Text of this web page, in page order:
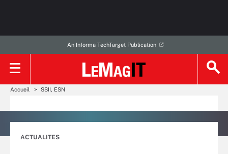
An Informa TechTarget Publication
Accueil SSII, ESN
ACTUALITES